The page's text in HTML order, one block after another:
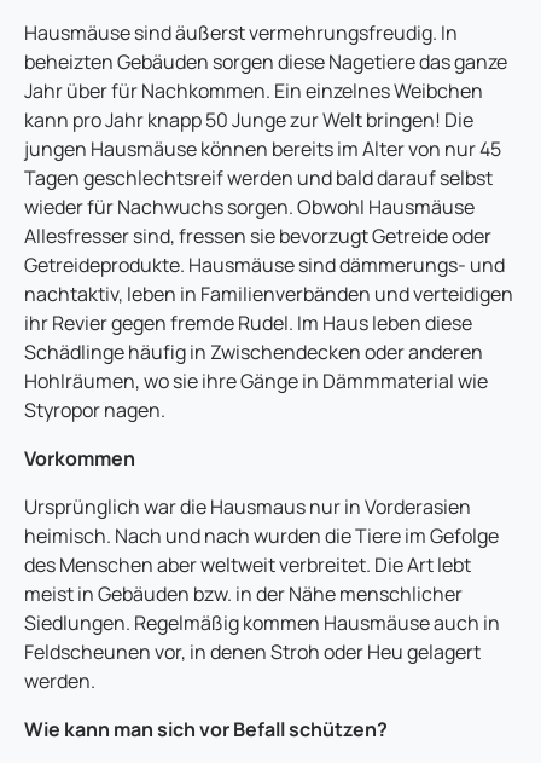
Hausmäuse sind äußerst vermehrungsfreudig. In
beheizten Gebäuden sorgen diese Nagetiere das ganze
Jahr über für Nachkommen. Ein einzelnes Weibchen
kann pro Jahr knapp 50 Junge zur Welt bringen! Die
jungen Hausmäuse können bereits im Alter von nur 45
Tagen geschlechtsreif werden und bald darauf selbst
wieder für Nachwuchs sorgen. Obwohl Hausmäuse
Allesfresser sind, fressen sie bevorzugt Getreide oder
Getreideprodukte. Hausmäuse sind dämmerungs- und
nachtaktiv, leben in Familienverbänden und verteidigen
ihr Revier gegen fremde Rudel. Im Haus leben diese
Schädlinge häufig in Zwischendecken oder anderen
Hohlräumen, wo sie ihre Gänge in Dämmmaterial wie
Styropor nagen.
Vorkommen
Ursprünglich war die Hausmaus nur in Vorderasien
heimisch. Nach und nach wurden die Tiere im Gefolge
des Menschen aber weltweit verbreitet. Die Art lebt
meist in Gebäuden bzw. in der Nähe menschlicher
Siedlungen. Regelmäßig kommen Hausmäuse auch in
Feldscheunen vor, in denen Stroh oder Heu gelagert
werden.
Wie kann man sich vor Befall schützen?